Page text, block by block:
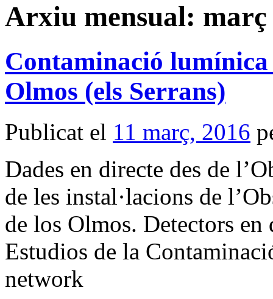
Arxiu mensual: març
Contaminació lumínica
Olmos (els Serrans)
Publicat el 11 març, 2016
Dades en directe des de
de les instal·lacions de
de los Olmos. Detectors en
Estudios de la
network